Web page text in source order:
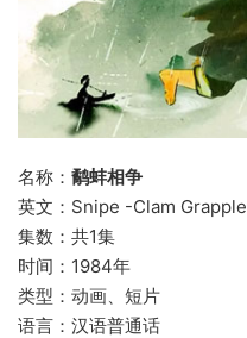
名称： 鹬蚌相争
英文：Snipe -Clam Grapple
集数：共1集
时间：1984年
类型：动画、短片
语言：汉语普通话